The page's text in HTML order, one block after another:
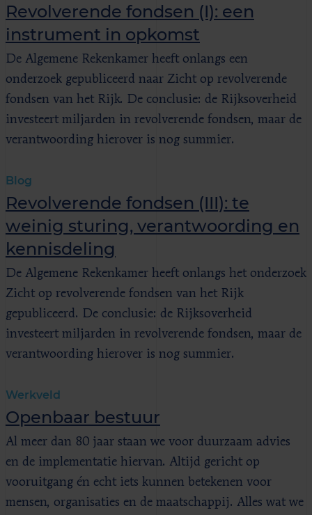
Revolverende fondsen (I): een
instrument in opkomst
De Algemene Rekenkamer heeft onlangs een
onderzoek gepubliceerd naar Zicht op revolverende
fondsen van het Rijk. De conclusie: de Rijksoverheid
investeert miljarden in revolverende fondsen, maar de
verantwoording hierover is nog summier.
Blog
Revolverende fondsen (III): te
weinig sturing, verantwoording en
kennisdeling
De Algemene Rekenkamer heeft onlangs het onderzoek
Zicht op revolverende fondsen van het Rijk
gepubliceerd. De conclusie: de Rijksoverheid
investeert miljarden in revolverende fondsen, maar de
verantwoording hierover is nog summier.
Werkveld
Openbaar bestuur
Al meer dan 80 jaar staan we voor duurzaam advies
en de implementatie hiervan. Altijd gericht op
vooruitgang én echt iets kunnen betekenen voor
mensen, organisaties en de maatschappij. Alles wat we